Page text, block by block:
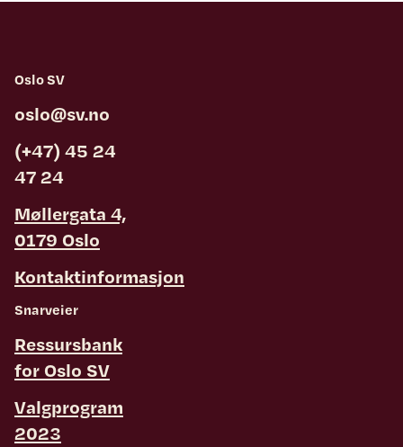
Oslo SV
oslo@sv.no
(+47) 45 24
47 24
Møllergata 4,
0179 Oslo
Kontaktinformasjon
Snarveier
Ressursbank
for Oslo SV
Valgprogram
2023